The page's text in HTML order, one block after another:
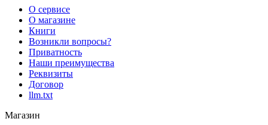
О сервисе
О магазине
Книги
Возникли вопросы?
Приватность
Наши преимущества
Реквизиты
Договор
llm.txt
Магазин